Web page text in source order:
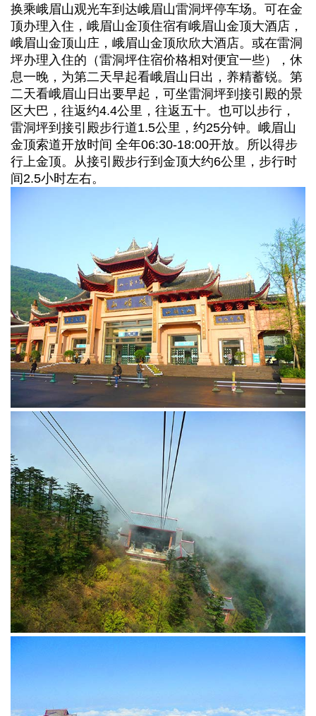
换乘峨眉山观光车到达峨眉山雷洞坪停车场。可在金
顶办理入住，峨眉山金顶住宿有峨眉山金顶大酒店，
峨眉山金顶山庄，峨眉山金顶欣欣大酒店。或在雷洞
坪办理入住的（雷洞坪住宿价格相对便宜一些），休
息一晚，为第二天早起看峨眉山日出，养精蓄锐。第
二天看峨眉山日出要早起，可坐雷洞坪到接引殿的景
区大巴，往返约4.4公里，往返五十。也可以步行，
雷洞坪到接引殿步行道1.5公里，约25分钟。峨眉山
金顶索道开放时间 全年06:30-18:00开放。所以得步
行上金顶。从接引殿步行到金顶大约6公里，步行时
间2.5小时左右。